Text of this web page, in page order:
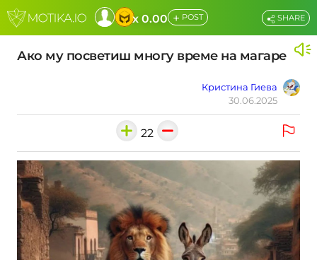
x 0.00 + POST
Ако му посветиш многу време на магаре
Кристина Гиева
30.06.2025
SHARE
22